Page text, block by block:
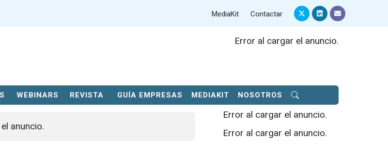
MediaKit Contactar
Error al cargar el anuncio.
WEBINARS REVISTA GUÍA EMPRESAS MEDIAKIT NOSOTROS
anuncio.
Error al cargar el anuncio.
Error al cargar el anuncio.